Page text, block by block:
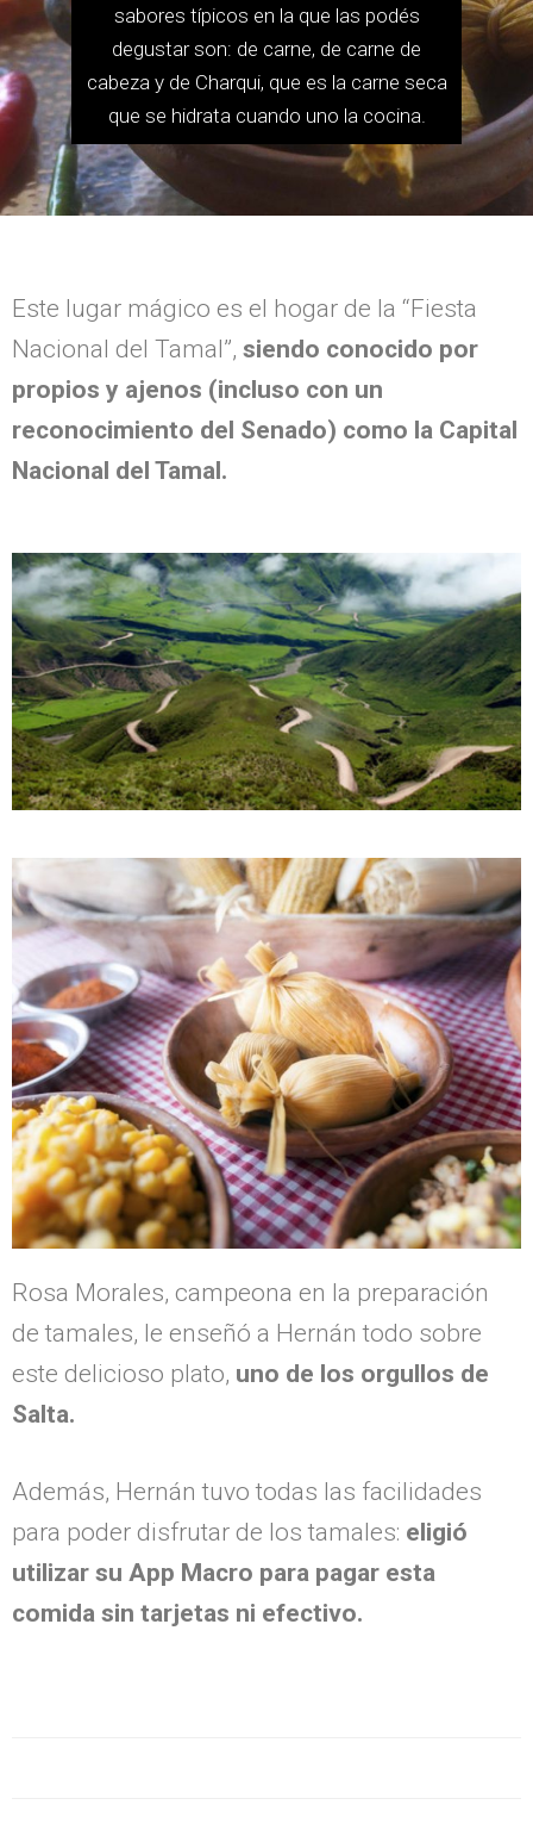
sabores típicos en la que las podés
degustar son: de carne, de carne de
cabeza y de Charqui, que es la carne seca
que se hidrata cuando uno la cocina.
Este lugar mágico es el hogar de la “Fiesta
Nacional del Tamal”, siendo conocido por
propios y ajenos (incluso con un
reconocimiento del Senado) como la Capital
Nacional del Tamal.
Rosa Morales, campeona en la preparación
de tamales, le enseñó a Hernán todo sobre
este delicioso plato, uno de los orgullos de
Salta.
Además, Hernán tuvo todas las facilidades
para poder disfrutar de los tamales: eligió
utilizar su App Macro para pagar esta
comida sin tarjetas ni efectivo.